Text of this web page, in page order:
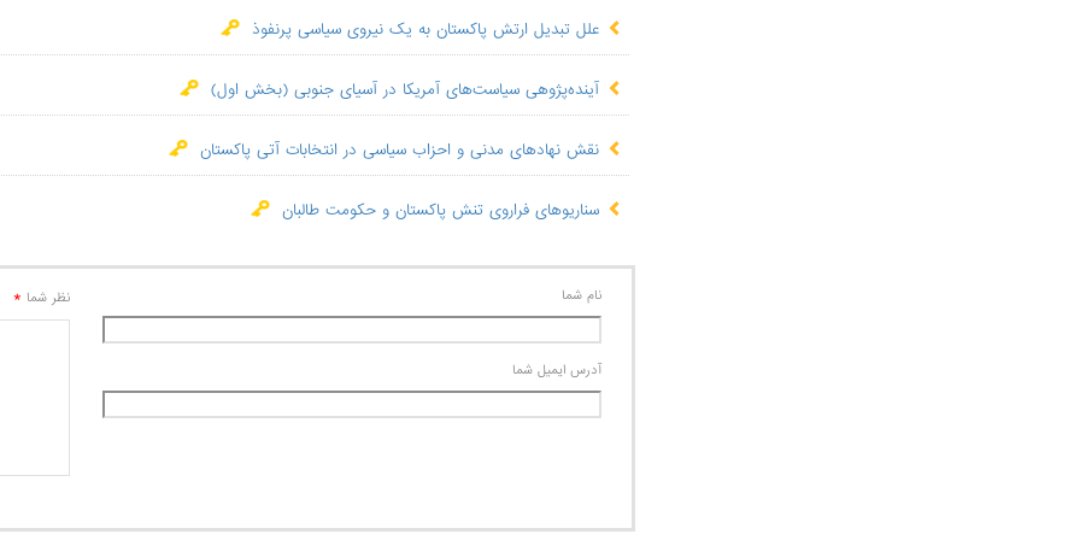
علل تبدیل ارتش پاکستان به یک نیروی سیاسی پرنفوذ
آینده‌پژوهی سیاست‌های آمریکا در آسیای جنوبی (بخش اول)
نقش نهادهای مدنی و احزاب سیاسی در انتخابات آتی پاکستان
سناریوهای فراروی تنش پاکستان و حکومت طالبان
نام شما
آدرس ايميل شما
نظر شما *